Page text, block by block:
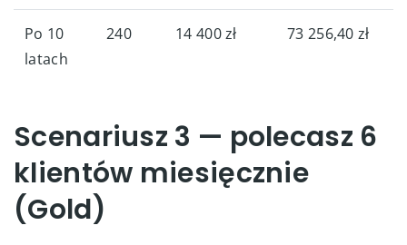
Po 10
latach
240 14 400 zł 73 256,40 zł
Scenariusz 3 — polecasz 6
klientów miesięcznie
(Gold)